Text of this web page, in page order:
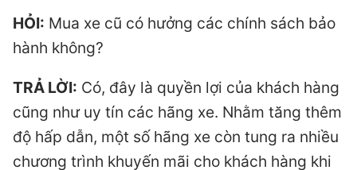
HỎI: Mua xe cũ có hưởng các chính sách bảo
hành không?
TRẢ LỜI: Có, đây là quyền lợi của khách hàng
cũng như uy tín các hãng xe. Nhằm tăng thêm
độ hấp dẫn, một số hãng xe còn tung ra nhiều
chương trình khuyến mãi cho khách hàng khi